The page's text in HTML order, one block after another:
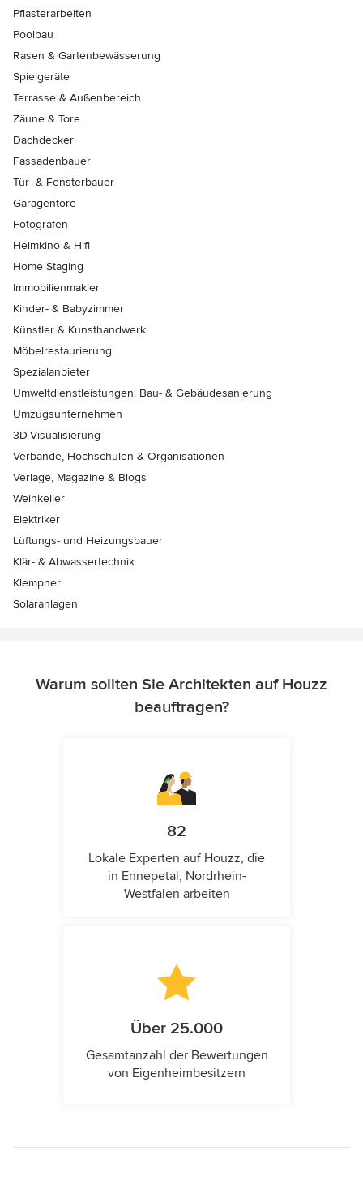
Pflasterarbeiten
Poolbau
Rasen & Gartenbewässerung
Spielgeräte
Terrasse & Außenbereich
Zäune & Tore
Dachdecker
Fassadenbauer
Tür- & Fensterbauer
Garagentore
Fotografen
Heimkino & Hifi
Home Staging
Immobilienmakler
Kinder- & Babyzimmer
Künstler & Kunsthandwerk
Möbelrestaurierung
Spezialanbieter
Umweltdienstleistungen, Bau- & Gebäudesanierung
Umzugsunternehmen
3D-Visualisierung
Verbände, Hochschulen & Organisationen
Verlage, Magazine & Blogs
Weinkeller
Elektriker
Lüftungs- und Heizungsbauer
Klär- & Abwassertechnik
Klempner
Solaranlagen
Warum sollten Sie Architekten auf Houzz
beauftragen?
82
Lokale Experten auf Houzz, die
in Ennepetal, Nordrhein-
Westfalen arbeiten
Über 25.000
Gesamtanzahl der Bewertungen
von Eigenheimbesitzern